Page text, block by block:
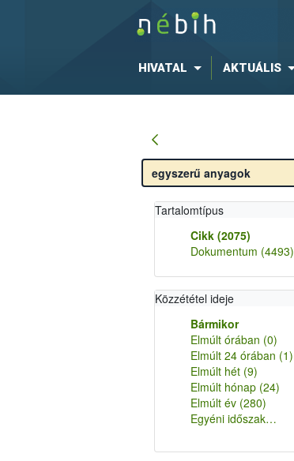
HIVATAL AKTUÁLIS
Tartalomtípus
Cikk (2075)
Dokumentum (4493)
Közzététel ideje
Bármikor
Elmúlt órában (0)
Elmúlt 24 órában (1)
Elmúlt hét (9)
Elmúlt hónap (24)
Elmúlt év (280)
Egyéni időszak…